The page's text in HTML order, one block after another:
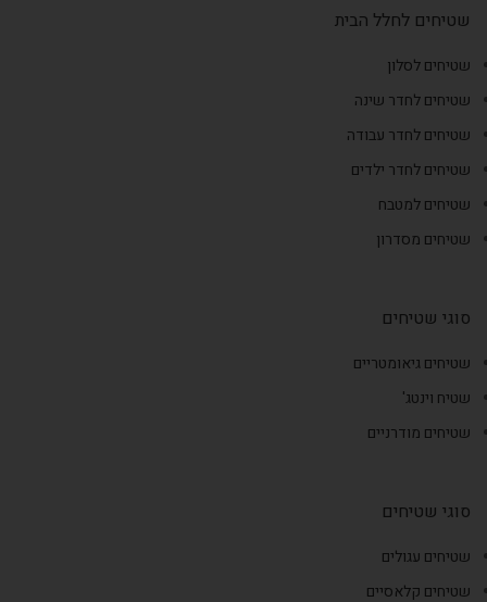
שטיחים לחלל הבית
שטיחים לסלון
שטיחים לחדר שינה
שטיחים לחדר עבודה
שטיחים לחדר ילדים
שטיחים למטבח
שטיחים מסדרון
סוגי שטיחים
שטיחים גיאומטריים
שטיח וינטג'
שטיחים מודרניים
סוגי שטיחים
שטיחים עגולים
שטיחים קלאסיים